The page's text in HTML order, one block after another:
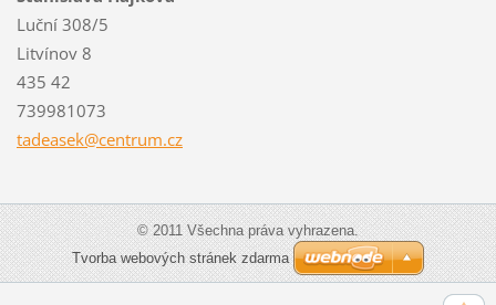
Luční 308/5
Litvínov 8
435 42
739981073
tadeasek@centrum.cz
© 2011 Všechna práva vyhrazena.
Tvorba webových stránek zdarma